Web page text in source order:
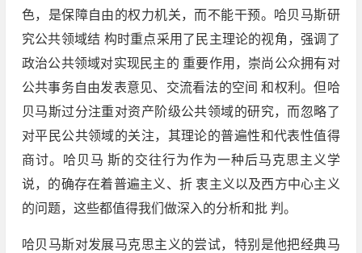
色，是保障自由的权力机关，而不能干预。哈贝马斯研
究公共领域结 构时重点采用了民主理论的视角，强调了
政治公共领域对实现民主的 重要作用，崇尚公众拥有对
公共事务自由发表意见、交流看法的空间 和权利。但哈
贝马斯过分注重对资产阶级公共领域的研究，而忽略了
对平民公共领域的关注，其理论的普遍性和代表性值得
商讨。哈贝马 斯的交往行为作为一种后马克思主义学
说，的确存在着普遍主义、折 衷主义以及西方中心主义
的问题，这些都值得我们做深入的分析和批 判。
哈贝马斯对发展马克思主义的尝试，特别是他把经典马